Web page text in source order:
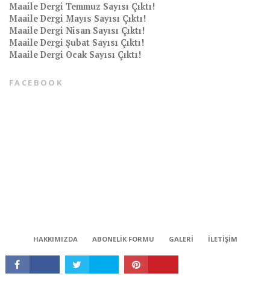
Maaile Dergi Temmuz Sayısı Çıktı!
Maaile Dergi Mayıs Sayısı Çıktı!
Maaile Dergi Nisan Sayısı Çıktı!
Maaile Dergi Şubat Sayısı Çıktı!
Maaile Dergi Ocak Sayısı Çıktı!
FACEBOOK
HAKKIMIZDA ABONELIK FORMU GALERI
İLETIŞIM
Tüm hakları saklıdır © 2018 | Maaile bir Milli Medya kuruluşudur.